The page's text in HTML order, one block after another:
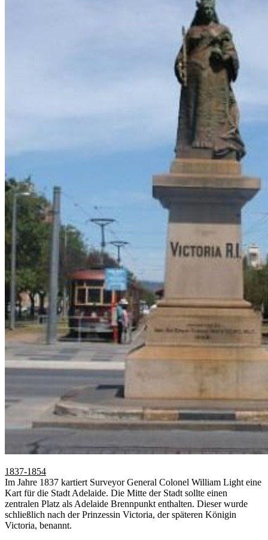
1837-1854
Im Jahre 1837 kartiert Surveyor General Colonel William Light eine
Kart für die Stadt Adelaide. Die Mitte der Stadt sollte einen
zentralen Platz als Adelaide Brennpunkt enthalten. Dieser wurde
schließlich nach der Prinzessin Victoria, der späteren Königin
Victoria, benannt.